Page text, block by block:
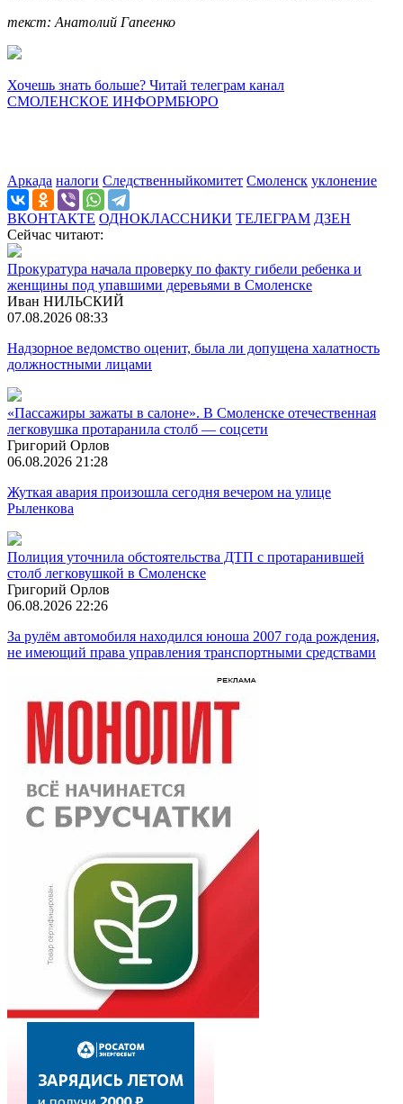
текст: Анатолий Гапеенко
Хочешь знать больше? Читай телеграм канал
СМОЛЕНСКОЕ ИНФОРМБЮРО
Аркада налоги Следственныйкомитет Смоленск уклонение
ВКОНТАКТЕ ОДНОКЛАССНИКИ ТЕЛЕГРАМ ДЗЕН
Сейчас читают:
Прокуратура начала проверку по факту гибели ребенка и
женщины под упавшими деревьями в Смоленске
Иван НИЛЬСКИЙ
07.08.2026 08:33
Надзорное ведомство оценит, была ли допущена халатность
должностными лицами
«Пассажиры зажаты в салоне». В Смоленске отечественная
легковушка протаранила столб — соцсети
Григорий Орлов
06.08.2026 21:28
Жуткая авария произошла сегодня вечером на улице
Рыленкова
Полиция уточнила обстоятельства ДТП с протаранившей
столб легковушкой в Смоленске
Григорий Орлов
06.08.2026 22:26
За рулём автомобиля находился юноша 2007 года рождения,
не имеющий права управления транспортными средствами